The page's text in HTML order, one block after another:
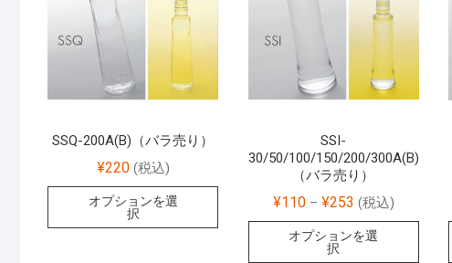
SSQ-200A(B)（バラ売り）
¥220 (税込)
オプションを選
択
SSI-
30/50/100/150/200/300A(B)
（バラ売り）
¥110– ¥253 (税込)
オプションを選
択